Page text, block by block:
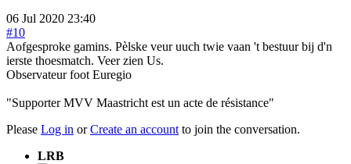
06 Jul 2020 23:40
#10
Aofgesproke gamins. Pèlske veur uuch twie vaan 't bestuur bij d'n
ierste thoesmatch. Veer zien Us.
Observateur foot Euregio
"Supporter MVV Maastricht est un acte de résistance"
Please Log in orCreate an account to join the conversation.
LRB